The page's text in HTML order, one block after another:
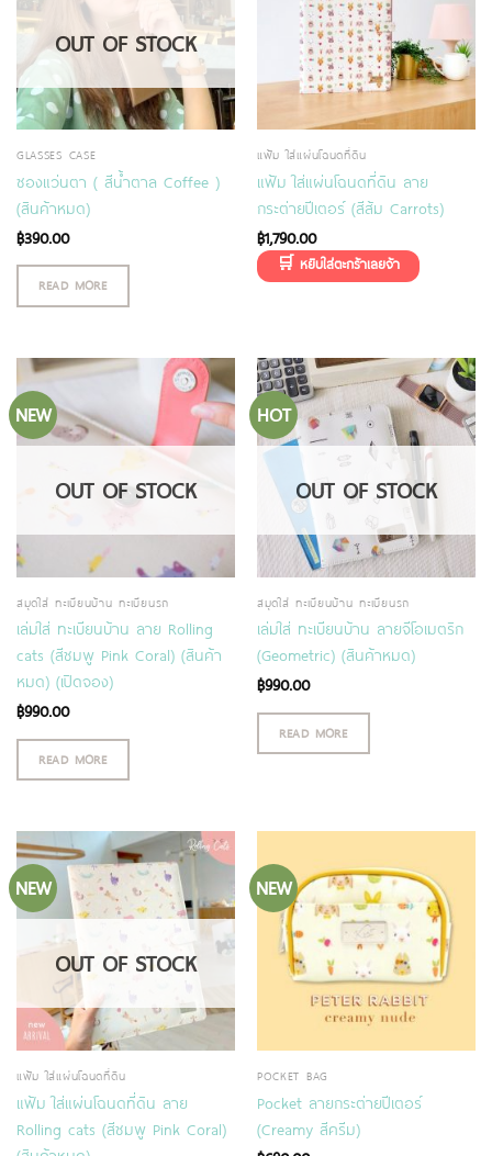
OUT OF STOCK
GLASSES CASE
ซองแว่นตา ( สีน้ำตาล Coffee )
(สินค้าหมด)
฿390.00
READ MORE
แฟ้ม ใส่แผ่นโฉนดที่ดิน
แฟ้ม ใส่แผ่นโฉนดที่ดิน ลาย
กระต่ายปีเตอร์ (สีส้ม Carrots)
฿1,790.00
NEW
OUT OF STOCK
สมุดใส่ ทะเบียนบ้าน ทะเบียนรถ
เล่มใส่ ทะเบียนบ้าน ลาย Rolling
cats (สีชมพู Pink Coral) (สินค้า
หมด) (เปิดจอง)
฿990.00
READ MORE
HOT
OUT OF STOCK
สมุดใส่ ทะเบียนบ้าน ทะเบียนรถ
เล่มใส่ ทะเบียนบ้าน ลายจีโอเมตริก
(Geometric) (สินค้าหมด)
฿990.00
READ MORE
NEW
OUT OF STOCK
แฟ้ม ใส่แผ่นโฉนดที่ดิน
แฟ้ม ใส่แผ่นโฉนดที่ดิน ลาย
Rolling cats (สีชมพู Pink Coral)
NEW
POCKET BAG
Pocket ลายกระต่ายปีเตอร์
(Creamy สีครีม)